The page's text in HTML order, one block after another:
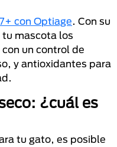
con Optiage. Con su
mascota los
un control de
y antioxidantes para
¿cuál es
tu gato, es posible